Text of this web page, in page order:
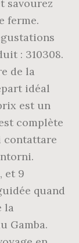
savourez
ferme.
: 310308.
de la
idéal
est un
complète
contattare
et 9
quand
la
Gamba.